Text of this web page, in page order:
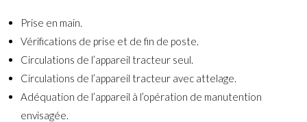
Prise en main.
Vérifications de prise et de fin de poste.
Circulations de l’appareil tracteur seul.
Circulations de l’appareil tracteur avec attelage.
Adéquation de l’appareil à l’opération de manutention
envisagée.